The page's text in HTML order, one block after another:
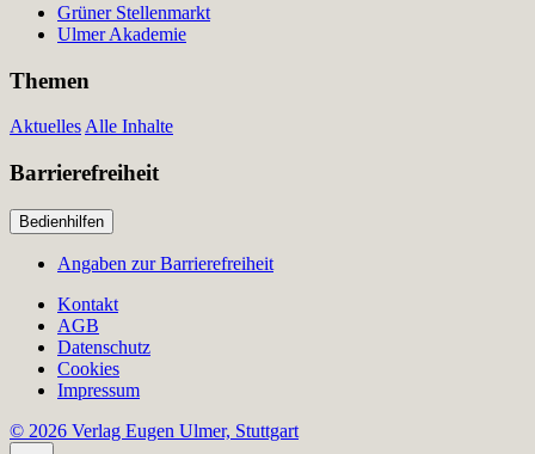
Grüner Stellenmarkt
Ulmer Akademie
Themen
Aktuelles Alle Inhalte
Barrierefreiheit
Bedienhilfen
Angaben zur Barrierefreiheit
Kontakt
AGB
Datenschutz
Cookies
Impressum
© 2026 Verlag Eugen Ulmer, Stuttgart